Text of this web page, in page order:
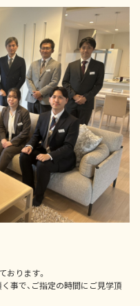
おります。
事で、ご指定の時間にご見学頂